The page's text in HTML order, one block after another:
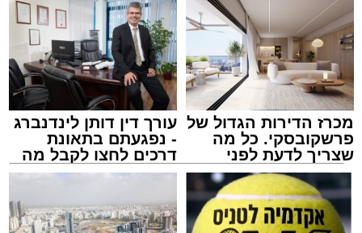
מכרז הדירות הגדול של
פרשקובסקי. כל מה
שצריך לדעת לפני
שמגישים הצעה לדירה
באשדוד
עורך דין דותן לינדנברג
- נפגעתם בתאונת
דרכים לחצו לקבל מה
שמגיע לכם